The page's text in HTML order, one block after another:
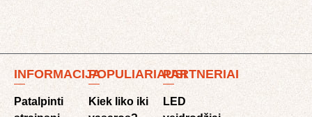
INFORMACIJA
Patalpinti
POPULIARIAUSI
Kiek liko iki
PARTNERIAI
LED